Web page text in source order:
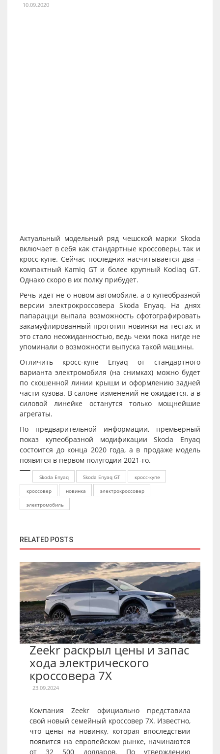
10.09.2020
Актуальный модельный ряд чешской марки Skoda
включает в себя как стандартные кроссоверы, так и
кросс-купе. Сейчас последних насчитывается два –
компактный Kamiq GT и более крупный Kodiaq GT.
Однако скоро в их полку прибудет.
Речь идёт не о новом автомобиле, а о купеобразной
версии электрокроссовера Skoda Enyaq. На днях
папарацци выпала возможность сфотографировать
закамуфлированный прототип новинки на тестах, и
это стало неожиданностью, ведь чехи пока нигде не
упоминали о возможности выпуска такой машины.
Отличить кросс-купе Enyaq от стандартного
варианта электромобиля (на снимках) можно будет
по скошенной линии крыши и оформлению задней
части кузова. В салоне изменений не ожидается, а в
силовой линейке останутся только мощнейшие
агрегаты.
По предварительной информации, премьерный
показ купеобразной модификации Skoda Enyaq
состоится до конца 2020 года, а в продаже модель
появится в первом полугодии 2021-го.
Skoda Enyaq Skoda Enyaq GT
кросс-купе
кроссовер
новинка
электрокроссовер
электромобиль
RELATED POSTS
Zeekr раскрыл цены и запас
хода электрического
кроссовера 7X
23.09.2024
Компания Zeekr официально представила
свой новый семейный кроссовер 7X. Известно,
что цены на новинку, которая впоследствии
появится на европейском рынке, начинаются
от 32 500 долларов. По утверждению